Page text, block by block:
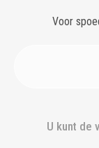
Voor
U kunt de